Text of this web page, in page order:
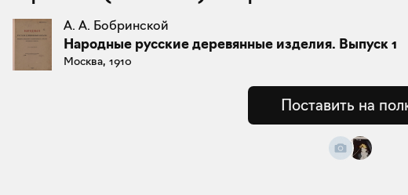
А. А. Бобринской
Народные русские деревянные изделия. Выпуск 1
Москва, 1910
Поставить на